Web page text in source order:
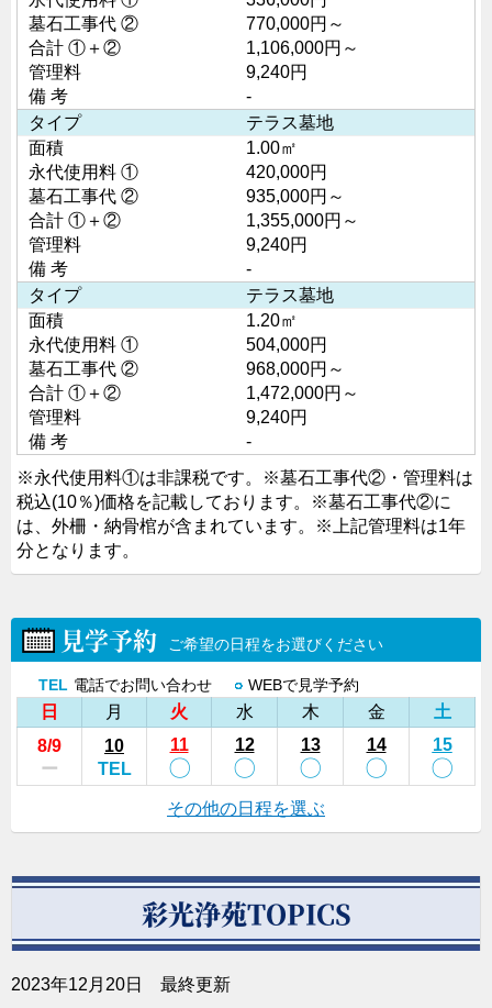
墓石工事代 ②
770,000円～
合計 ①＋②
1,106,000円～
管理料
9,240円
備 考
-
タイプ
テラス墓地
面積
1.00㎡
永代使用料 ①
420,000円
墓石工事代 ②
935,000円～
合計 ①＋②
1,355,000円～
管理料
9,240円
備 考
-
タイプ
テラス墓地
面積
1.20㎡
永代使用料 ①
504,000円
墓石工事代 ②
968,000円～
合計 ①＋②
1,472,000円～
管理料
9,240円
備 考
-
※永代使用料①は非課税です。
※墓石工事代②・管理料は
税込(10％)価格を記載しております。
※墓石工事代②に
は、外柵・納骨棺が含まれています。
※上記管理料は1年
分となります。
見学予約 ご希望の日程をお選びください
TEL 電話でお問い合わせ ○ WEBで見学予約
日 月 火 水 木 金
土
8/9
ー
10
TEL
11
〇
12
〇
13
〇
14
〇
15
〇
その他の日程を選ぶ
彩光浄苑TOPICS
2023年12月20日 最終更新